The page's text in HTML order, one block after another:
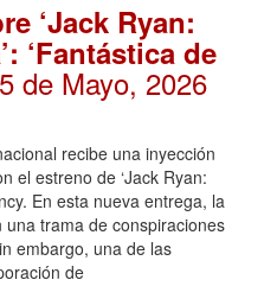
‘Jack Ryan:
‘Fantástica de
de Mayo, 2026
recibe una inyección
el estreno de ‘Jack Ryan:
En esta nueva entrega, la
trama de conspiraciones
embargo, una de las
de